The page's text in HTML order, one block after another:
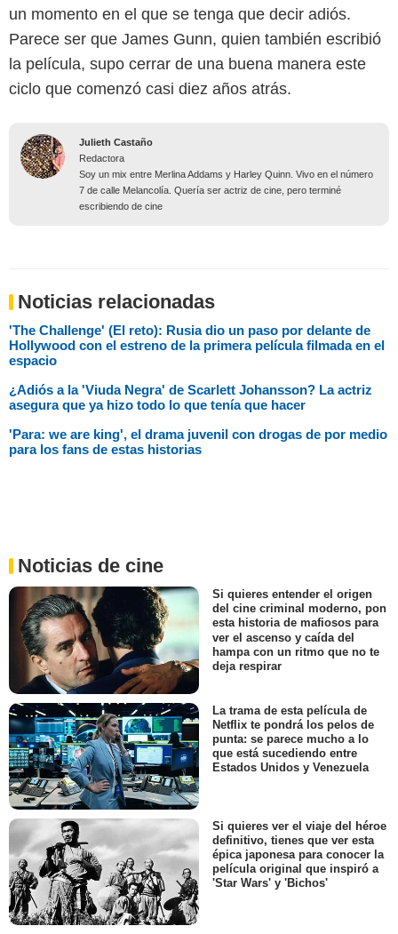
un momento en el que se tenga que decir adiós.
Parece ser que James Gunn, quien también escribió
la película, supo cerrar de una buena manera este
ciclo que comenzó casi diez años atrás.
Julieth Castaño
Redactora
Soy un mix entre Merlina Addams y Harley Quinn. Vivo en el número
7 de calle Melancolía. Quería ser actriz de cine, pero terminé
escribiendo de cine
Noticias relacionadas
'The Challenge' (El reto): Rusia dio un paso por delante de
Hollywood con el estreno de la primera película filmada en el
espacio
¿Adiós a la 'Viuda Negra' de Scarlett Johansson? La actriz
asegura que ya hizo todo lo que tenía que hacer
'Para: we are king', el drama juvenil con drogas de por medio
para los fans de estas historias
Noticias de cine
Si quieres entender el origen
del cine criminal moderno, pon
esta historia de mafiosos para
ver el ascenso y caída del
hampa con un ritmo que no te
deja respirar
La trama de esta película de
Netflix te pondrá los pelos de
punta: se parece mucho a lo
que está sucediendo entre
Estados Unidos y Venezuela
Si quieres ver el viaje del héroe
definitivo, tienes que ver esta
épica japonesa para conocer la
película original que inspiró a
'Star Wars' y 'Bichos'